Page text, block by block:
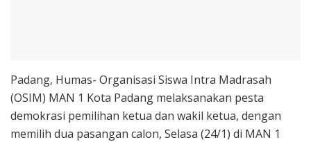
Padang, Humas- Organisasi Siswa Intra Madrasah
(OSIM) MAN 1 Kota Padang melaksanakan pesta
demokrasi pemilihan ketua dan wakil ketua, dengan
memilih dua pasangan calon, Selasa (24/1) di MAN 1